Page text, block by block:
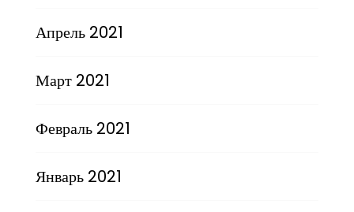
Апрель 2021
Март 2021
Февраль 2021
Январь 2021